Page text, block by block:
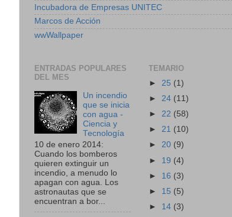
Incubadora de Empresas UNITEC
Marcos de Acción
wwWallpaper
ENTRADAS POPULARES
DEL MES
Un incendio
que se inicia
con agua -
Ciencia y
Tecnología
10 de enero 2014:
Cuando los bomberos
quieren extinguir un
incendio, a menudo lo
apagan con agua. Los
astronautas que se
encuentran a bor...
TEMARIO
► 25 (1)
► 24 (11)
► 22 (58)
► 21 (10)
► 20 (9)
► 19 (4)
► 16 (3)
► 15 (5)
► 14 (3)